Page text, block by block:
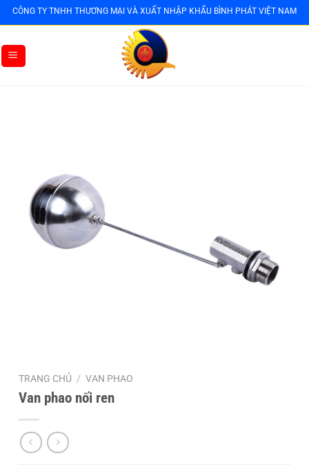
qua
nội
dung
CÔNG TY TNHH THƯƠNG MẠI VÀ XUẤT NHẬP KHẨU BÌNH PHÁT VIỆT NAM
TRANG CHỦ / VAN PHAO
Van phao nối ren